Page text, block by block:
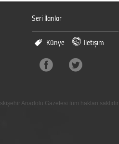
Seri İlanlar
Künye İletişim
Anadolu Gazetesi tüm hakları saklıdır